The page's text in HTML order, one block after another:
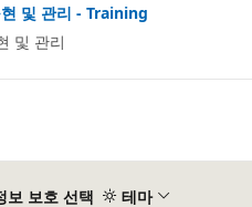
및 관리 - Training
및 관리
보 보호 선택 테마